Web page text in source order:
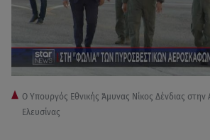
Ο Υπουργός Εθνικής Άμυνας Νίκος Δένδιας
Ελευσίνας